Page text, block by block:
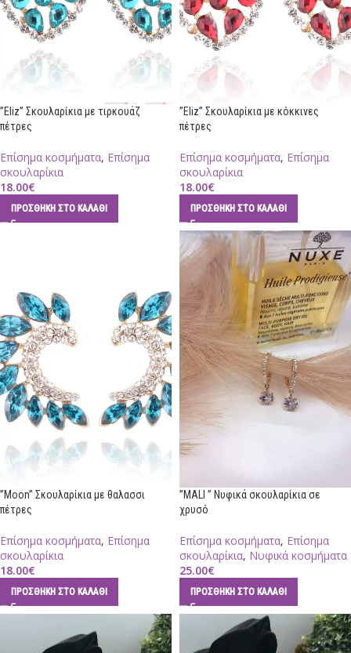
”Eliz” Σκουλαρίκια με τιρκουάζ
πέτρες
Επίσημα κοσμήματα, Επίσημα
σκουλαρίκια
18.00€
ΠΡΟΣΘΉΚΗ ΣΤΟ ΚΑΛΆΘΙ
”Eliz” Σκουλαρίκια με κόκκινες
πέτρες
Επίσημα κοσμήματα, Επίσημα
σκουλαρίκια
18.00€
ΠΡΟΣΘΉΚΗ ΣΤΟ ΚΑΛΆΘΙ
”Moon” Σκουλαρίκια με θαλασσι
πέτρες
Επίσημα κοσμήματα, Επίσημα
σκουλαρίκια
18.00€
ΠΡΟΣΘΉΚΗ ΣΤΟ ΚΑΛΆΘΙ
”MALI ” Νυφικά σκουλαρίκια σε
χρυσό
Επίσημα κοσμήματα, Επίσημα
σκουλαρίκια, Νυφικά κοσμήματα
25.00€
ΠΡΟΣΘΉΚΗ ΣΤΟ ΚΑΛΆΘΙ